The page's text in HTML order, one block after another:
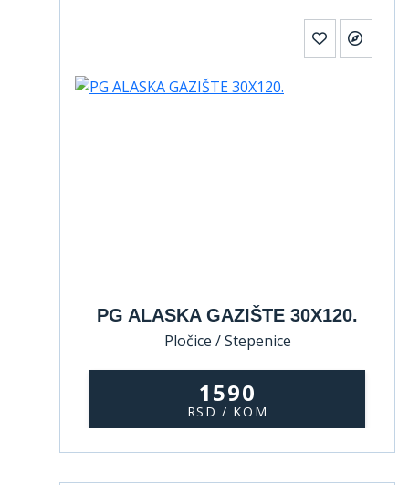
PG ALASKA GAZIŠTE 30X120.
Pločice / Stepenice
1590
RSD / KOM